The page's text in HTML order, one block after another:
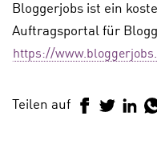
Bloggerjobs ist ein
Auftragsportal für
https://
Teilen auf Facebook
Twitter